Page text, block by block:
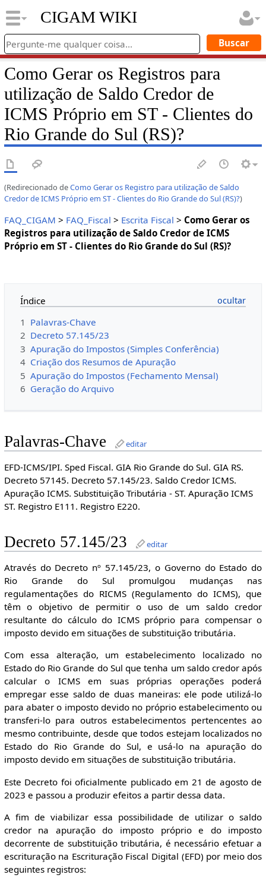
CIGAM WIKI
Como Gerar os Registros para
utilização de Saldo Credor de
ICMS Próprio em ST - Clientes do
Rio Grande do Sul (RS)?
(Redirecionado deComo Gerar os Registro para utilização de Saldo
Credor de ICMS Próprio em ST - Clientes do Rio Grande do Sul (RS)?)
FAQ_CIGAM > FAQ_Fiscal > Escrita Fiscal > Como Gerar os
Registros para utilização de Saldo Credor de ICMS
Próprio em ST - Clientes do Rio Grande do Sul (RS)?
Índice
1 Palavras-Chave
2 Decreto 57.145/23
3 Apuração do Impostos (Simples Conferência)
4 Criação dos Resumos de Apuração
5 Apuração do Impostos (Fechamento Mensal)
6 Geração do Arquivo
Palavras-Chave editar
EFD-ICMS/IPI. Sped Fiscal. GIA Rio Grande do Sul. GIA RS.
Decreto 57145. Decreto 57.145/23. Saldo Credor ICMS.
Apuração ICMS. Substituição Tributária - ST. Apuração ICMS
ST. Registro E111. Registro E220.
Decreto 57.145/23 editar
Através do Decreto nº 57.145/23, o Governo do Estado do
Rio Grande do Sul promulgou mudanças nas
regulamentações do RICMS (Regulamento do ICMS), que
têm o objetivo de permitir o uso de um saldo credor
resultante do cálculo do ICMS próprio para compensar o
imposto devido em situações de substituição tributária.
Com essa alteração, um estabelecimento localizado no
Estado do Rio Grande do Sul que tenha um saldo credor após
calcular o ICMS em suas próprias operações poderá
empregar esse saldo de duas maneiras: ele pode utilizá-lo
para abater o imposto devido no próprio estabelecimento ou
transferi-lo para outros estabelecimentos pertencentes ao
mesmo contribuinte, desde que todos estejam localizados no
Estado do Rio Grande do Sul, e usá-lo na apuração do
imposto devido em situações de substituição tributária.
Este Decreto foi oficialmente publicado em 21 de agosto de
2023 e passou a produzir efeitos a partir dessa data.
A fim de viabilizar essa possibilidade de utilizar o saldo
credor na apuração do imposto próprio e do imposto
decorrente de substituição tributária, é necessário efetuar a
escrituração na Escrituração Fiscal Digital (EFD) por meio dos
seguintes registros: